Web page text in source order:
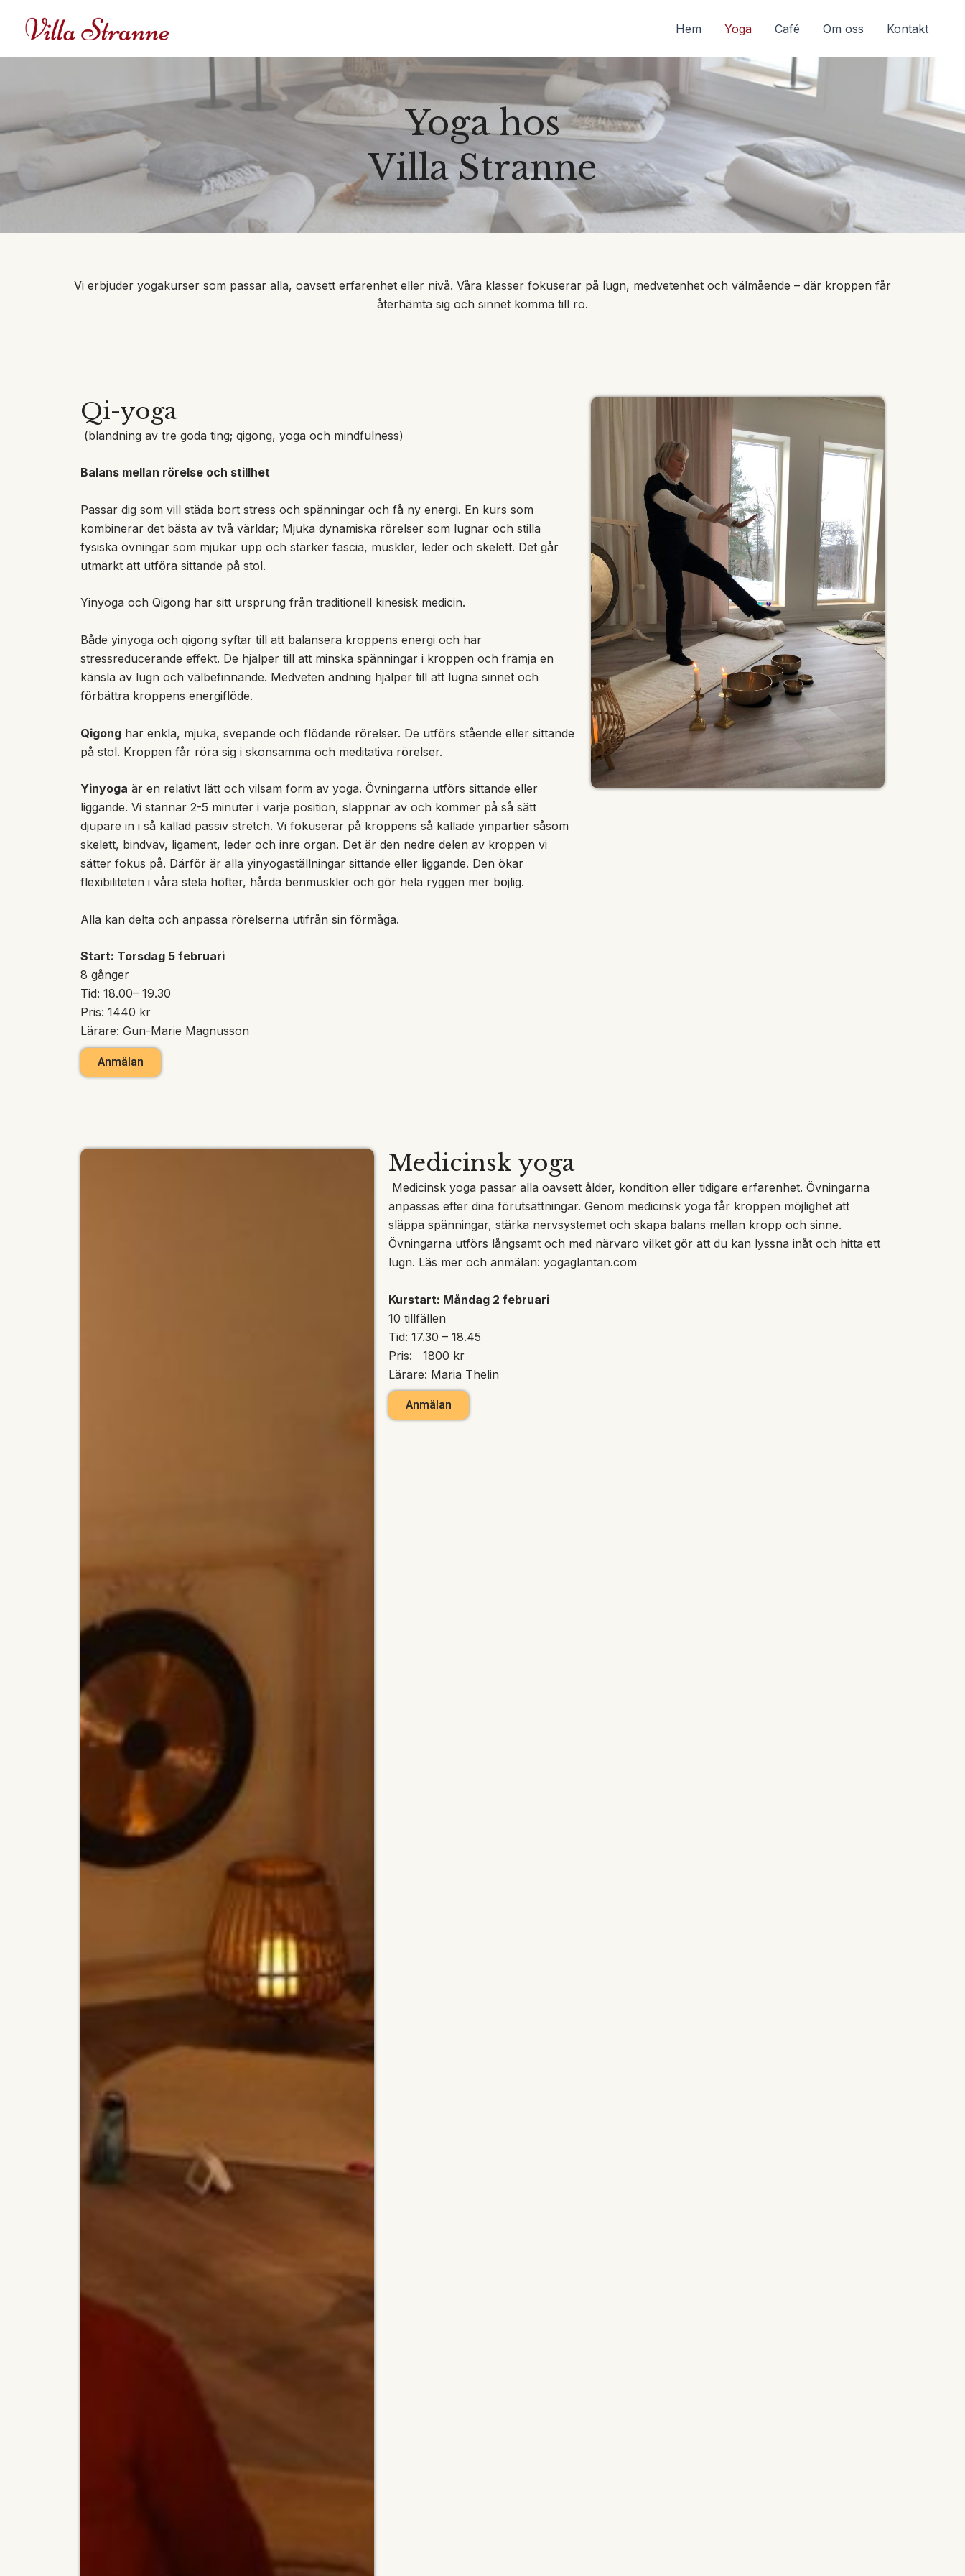
Hem Yoga Café Om oss Kontakt
Yoga hos
Villa Stranne
Vi erbjuder yogakurser som passar alla, oavsett erfarenhet eller nivå. Våra klasser fokuserar på lugn, medvetenhet och välmående – där kroppen får
återhämta sig och sinnet komma till ro.
Qi-yoga
(blandning av tre goda ting; qigong, yoga och mindfulness)
Balans mellan rörelse och stillhet
Passar dig som vill städa bort stress och spänningar och få ny energi. En kurs som
kombinerar det bästa av två världar; Mjuka dynamiska rörelser som lugnar och stilla
fysiska övningar som mjukar upp och stärker fascia, muskler, leder och skelett. Det går
utmärkt att utföra sittande på stol.
Yinyoga och Qigong har sitt ursprung från traditionell kinesisk medicin.
Både yinyoga och qigong syftar till att balansera kroppens energi och har
stressreducerande effekt. De hjälper till att minska spänningar i kroppen och främja en
känsla av lugn och välbefinnande. Medveten andning hjälper till att lugna sinnet och
förbättra kroppens energiflöde.
Qigong har enkla, mjuka, svepande och flödande rörelser. De utförs stående eller sittande
på stol. Kroppen får röra sig i skonsamma och meditativa rörelser.
Yinyoga är en relativt lätt och vilsam form av yoga. Övningarna utförs sittande eller
liggande. Vi stannar 2-5 minuter i varje position, slappnar av och kommer på så sätt
djupare in i så kallad passiv stretch. Vi fokuserar på kroppens så kallade yinpartier såsom
skelett, bindväv, ligament, leder och inre organ. Det är den nedre delen av kroppen vi
sätter fokus på. Därför är alla yinyogaställningar sittande eller liggande. Den ökar
flexibiliteten i våra stela höfter, hårda benmuskler och gör hela ryggen mer böjlig.
Alla kan delta och anpassa rörelserna utifrån sin förmåga.
Start: Torsdag 5 februari
8 gånger
Tid: 18.00– 19.30
Pris: 1440 kr
Lärare: Gun-Marie Magnusson
Anmälan
Medicinsk yoga
Medicinsk yoga passar alla oavsett ålder, kondition eller tidigare erfarenhet. Övningarna
anpassas efter dina förutsättningar. Genom medicinsk yoga får kroppen möjlighet att
släppa spänningar, stärka nervsystemet och skapa balans mellan kropp och sinne.
Övningarna utförs långsamt och med närvaro vilket gör att du kan lyssna inåt och hitta ett
lugn. Läs mer och anmälan: yogaglantan.com
Kurstart: Måndag 2 februari
10 tillfällen
Tid: 17.30 – 18.45
Pris: 1800 kr
Lärare: Maria Thelin
Anmälan